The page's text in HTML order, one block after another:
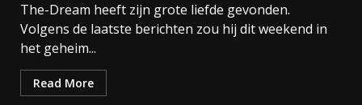
The-Dream heeft zijn grote liefde gevonden.
Volgens de laatste berichten zou hij dit weekend in
het geheim...
Read More